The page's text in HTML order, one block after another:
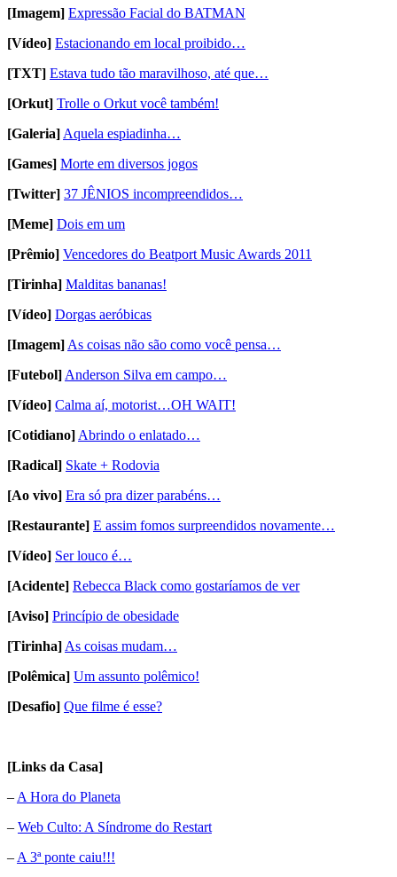
[Imagem] Expressão Facial do BATMAN
[Vídeo] Estacionando em local proibido…
[TXT] Estava tudo tão maravilhoso, até que…
[Orkut] Trolle o Orkut você também!
[Galeria] Aquela espiadinha…
[Games] Morte em diversos jogos
[Twitter] 37 JÊNIOS incompreendidos…
[Meme] Dois em um
[Prêmio] Vencedores do Beatport Music Awards 2011
[Tirinha] Malditas bananas!
[Vídeo] Dorgas aeróbicas
[Imagem] As coisas não são como você pensa…
[Futebol] Anderson Silva em campo…
[Vídeo] Calma aí, motorist…OH WAIT!
[Cotidiano] Abrindo o enlatado…
[Radical] Skate + Rodovia
[Ao vivo] Era só pra dizer parabéns…
[Restaurante] E assim fomos surpreendidos novamente…
[Vídeo] Ser louco é…
[Acidente] Rebecca Black como gostaríamos de ver
[Aviso] Princípio de obesidade
[Tirinha] As coisas mudam…
[Polêmica] Um assunto polêmico!
[Desafio] Que filme é esse?
[Links da Casa]
– A Hora do Planeta
– Web Culto: A Síndrome do Restart
– A 3ª ponte caiu!!!